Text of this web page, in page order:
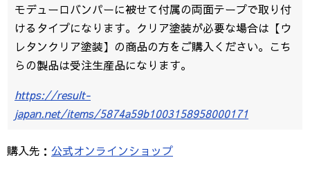
モデューロバンパーに被せて付属の両面テープで取り付
けるタイプになります。クリア塗装が必要な場合は【ウ
レタンクリア塗装】の商品の方をご購入ください。こち
らの製品は受注生産品になります。
https://result-
japan.net/items/5874a59b1003158958000171
購入先： 公式オンラインショップ